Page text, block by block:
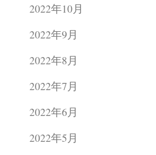
2022年10月
2022年9月
2022年8月
2022年7月
2022年6月
2022年5月